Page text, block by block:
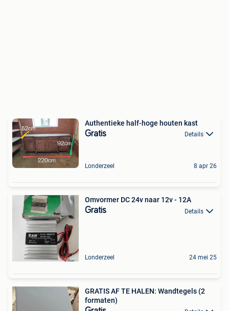
Authentieke half-hoge houten kast
Gratis Details
Londerzeel 8 apr 26
Omvormer DC 24v naar 12v - 12A
Gratis Details
Londerzeel 24 mei 25
​GRATIS AF TE HALEN: Wandtegels (2
formaten)